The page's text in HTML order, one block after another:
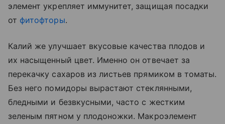
элемент укрепляет иммунитет, защищая посадки
от фитофторы.
Калий же улучшает вкусовые качества плодов и
их насыщенный цвет. Именно он отвечает за
перекачку сахаров из листьев прямиком в томаты.
Без него помидоры вырастают стеклянными,
бледными и безвкусными, часто с жестким
зеленым пятном у плодоножки. Макроэлемент